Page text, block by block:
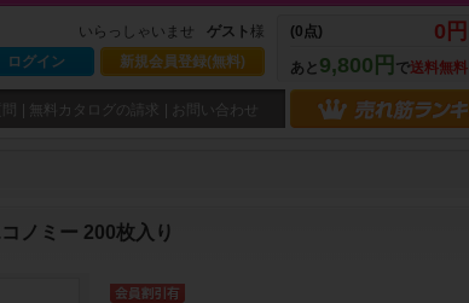
(0点) 0円
あと 9,800円 で送料無料
いらっしゃいませ ゲスト 様
ログイン
新規会員登録(無料)
無料カタログの請求 お問い合わせ
ノミー 200枚入り